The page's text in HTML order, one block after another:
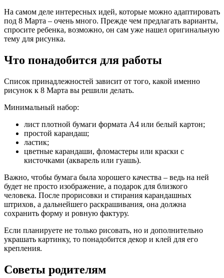
На самом деле интересных идей, которые можно адаптировать
под 8 Марта – очень много. Прежде чем предлагать варианты,
спросите ребенка, возможно, он сам уже нашел оригинальную
тему для рисунка.
Что понадобится для работы
Список принадлежностей зависит от того, какой именно
рисунок к 8 Марта вы решили делать.
Минимальный набор:
лист плотной бумаги формата А4 или белый картон;
простой карандаш;
ластик;
цветные карандаши, фломастеры или краски с
кисточками (акварель или гуашь).
Важно, чтобы бумага была хорошего качества – ведь на ней
будет не просто изображение, а подарок для близкого
человека. После прорисовки и стирания карандашных
штрихов, а дальнейшего раскрашивания, она должна
сохранить форму и ровную фактуру.
Если планируете не только рисовать, но и дополнительно
украшать картинку, то понадобится декор и клей для его
крепления.
Советы родителям